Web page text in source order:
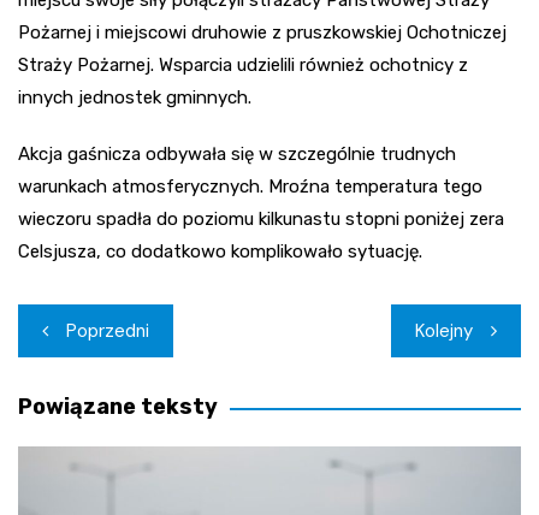
Pożarnej i miejscowi druhowie z pruszkowskiej Ochotniczej
Straży Pożarnej. Wsparcia udzielili również ochotnicy z
innych jednostek gminnych.
Akcja gaśnicza odbywała się w szczególnie trudnych
warunkach atmosferycznych. Mroźna temperatura tego
wieczoru spadła do poziomu kilkunastu stopni poniżej zera
Celsjusza, co dodatkowo komplikowało sytuację.
Nawigacja
wpisu
Poprzedni Kolejny
Powiązane teksty